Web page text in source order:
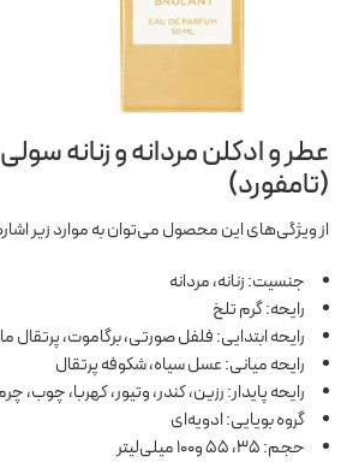
عطر و ادکلن مردانه و زنانه
(تامفورد)
از ویژگی‌های این محصول می‌توان به موارد زیر
جنسیت: زنانه، مردانه
رایحه: گرم تلخ
رایحه ابتدایی: فلفل صورتی، برگاموت، پرتقال
رایحه میانی: عسل سیاه، شکوفه پرتقال
رایحه پایدار: رزین، کندر، وتیور، کهربا، چوب،
گروه بویایی: ادويه‌ای
حجم: 35، 55 و100 میلی‌لیتر